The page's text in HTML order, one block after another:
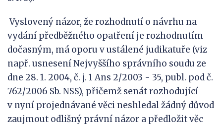
Vyslovený názor, že rozhodnutí o návrhu na
vydání předběžného opatření je rozhodnutím
dočasným, má oporu v ustálené judikatuře (viz
např. usnesení Nejvyššího správního soudu ze
dne 28. 1. 2004, č. j. 1 Ans 2/2003 - 35, publ. pod č.
762/2006 Sb. NSS), přičemž senát rozhodující
v nyní projednávané věci neshledal žádný důvod
zaujmout odlišný právní názor a předložit věc